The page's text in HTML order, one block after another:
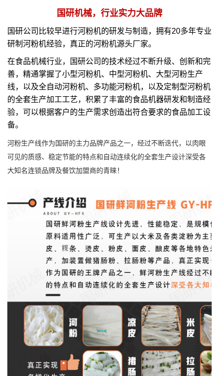
国研机械，行业实力大品牌
国研公司比较早进行河粉机的研发与制造，拥有20多年专业
研制河粉机经验，真正的河粉机源头厂家。
在食品机械行业，国研公司的技术经过不断升级、创新和完
善，精通掌握了小型河粉机、中型河粉机、大型河粉生产
线，以及全自动河粉机、多功能河粉机，以及定制型河粉机
的全套生产加工工艺，积累了丰富的食品机器研发和制造经
验，可以根据客户的生产需求创造出符合要求的食品加工设
备。
河粉生产线作为国研的主力品牌产品之一，经过不断迭代，以肉眼
可见的质感、稳定节能的特点和自动连续化的全套生产设计深受各
大知名连锁品牌及餐饮加盟商的青睐！